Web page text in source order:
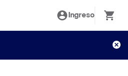
Ingreso